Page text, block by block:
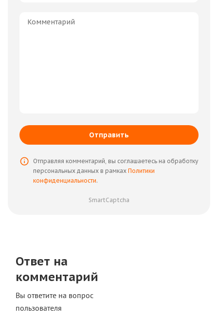
Отправляя комментарий, вы соглашаетесь на обработку
персональных данных в рамках Политики
конфиденциальности.
Отправить
SmartCaptcha
Ответ на
комментарий
Вы ответите на вопрос
пользователя